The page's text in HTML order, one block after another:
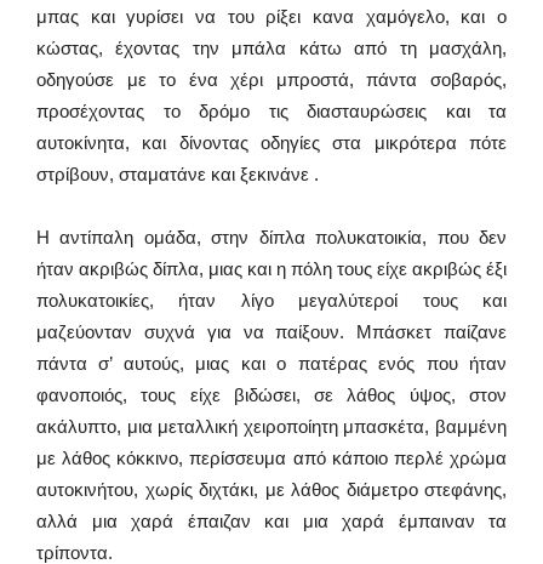
μπας και γυρίσει να του ρίξει κανα χαμόγελο, και ο
κώστας, έχοντας την μπάλα κάτω από τη μασχάλη,
οδηγούσε με το ένα χέρι μπροστά, πάντα σοβαρός,
προσέχοντας το δρόμο τις διασταυρώσεις και τα
αυτοκίνητα, και δίνοντας οδηγίες στα μικρότερα πότε
στρίβουν, σταματάνε και ξεκινάνε .
Η αντίπαλη ομάδα, στην δίπλα πολυκατοικία, που δεν
ήταν ακριβώς δίπλα, μιας και η πόλη τους είχε ακριβώς έξι
πολυκατοικίες, ήταν λίγο μεγαλύτεροί τους και
μαζεύονταν συχνά για να παίξουν. Μπάσκετ παίζανε
πάντα σ’ αυτούς, μιας και ο πατέρας ενός που ήταν
φανοποιός, τους είχε βιδώσει, σε λάθος ύψος, στον
ακάλυπτο, μια μεταλλική χειροποίητη μπασκέτα, βαμμένη
με λάθος κόκκινο, περίσσευμα από κάποιο περλέ χρώμα
αυτοκινήτου, χωρίς διχτάκι, με λάθος διάμετρο στεφάνης,
αλλά μια χαρά έπαιζαν και μια χαρά έμπαιναν τα
τρίποντα.